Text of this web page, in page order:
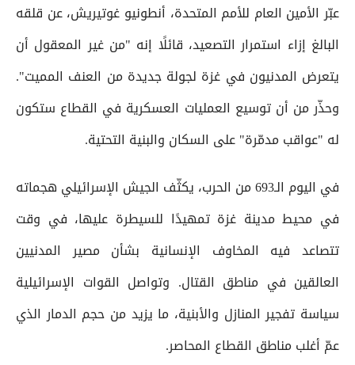
عبّر الأمين العام للأمم المتحدة، أنطونيو غوتيريش، عن قلقه
البالغ إزاء استمرار التصعيد، قائلًا إنه "من غير المعقول أن
يتعرض المدنيون في غزة لجولة جديدة من العنف المميت".
وحذّر من أن توسيع العمليات العسكرية في القطاع ستكون
له "عواقب مدمّرة" على السكان والبنية التحتية.
في اليوم الـ693 من الحرب، يكثّف الجيش الإسرائيلي هجماته
في محيط مدينة غزة تمهيدًا للسيطرة عليها، في وقت
تتصاعد فيه المخاوف الإنسانية بشأن مصير المدنيين
العالقين في مناطق القتال. وتواصل القوات الإسرائيلية
سياسة تفجير المنازل والأبنية، ما يزيد من حجم الدمار الذي
عمّ أغلب مناطق القطاع المحاصر.